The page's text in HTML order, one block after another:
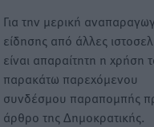
Για την μερική
είδησης από άλλες
είναι απαραίτητη η χρήση
παρακάτω παρεχόμενου
συνδέσμου παραπομπής
άρθρο της Δημοκρατικής.